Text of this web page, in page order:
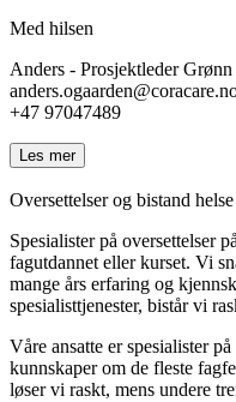
Med hilsen
Anders - Prosjektleder
+47 97047489
Les mer
Oversettelser og bistand helse
Spesialister på oversettelser
fagutdannet eller kurset. Vi
mange års erfaring og
spesialisttjenester, bistår vi
Våre ansatte er spesialister
kunnskaper om de fleste
løser vi raskt, mens undere